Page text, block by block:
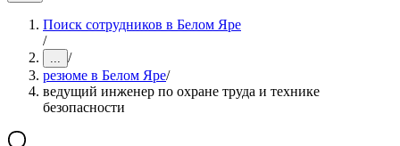
Поиск сотрудников в Белом Яре
/
... /
резюме в Белом Яре/
ведущий инженер по охране труда и технике
безопасности